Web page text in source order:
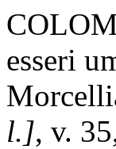
esseri
l.], v.